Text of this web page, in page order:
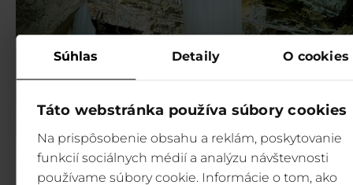
Súhlas Detaily O cookies
Táto webstránka používa súbory cookies
Na prispôsobenie obsahu a reklám, poskytovanie
funkcií sociálnych médií a analýzu návštevnosti
používame súbory cookie. Informácie o tom, ako